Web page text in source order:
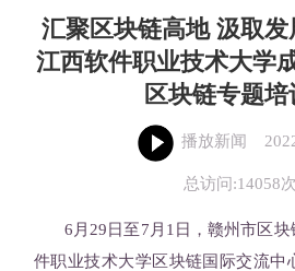
汇聚区块链高地 汲取
江西软件职业技术大学
区块链专题
播放新闻
总访问:14058次
6月29日至7月1日，赣州市区
件职业技术大学区块链国际交流中